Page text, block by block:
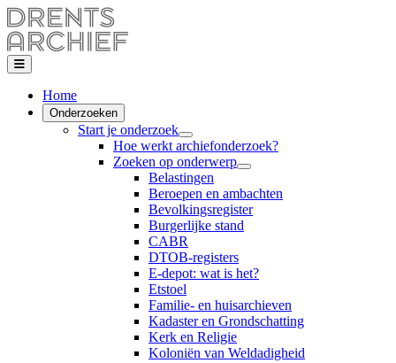
Home
Onderzoeken
Start je onderzoek
Hoe werkt archiefonderzoek?
Zoeken op onderwerp
Belastingen
Beroepen en ambachten
Bevolkingsregister
Burgerlijke stand
CABR
DTOB-registers
E-depot: wat is het?
Etstoel
Familie- en huisarchieven
Kadaster en Grondschatting
Kerk en Religie
Koloniën van Weldadigheid